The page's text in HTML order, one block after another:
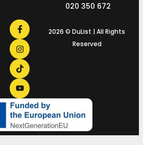
020 350 672
2026 © DuList | All Rights
Reserved